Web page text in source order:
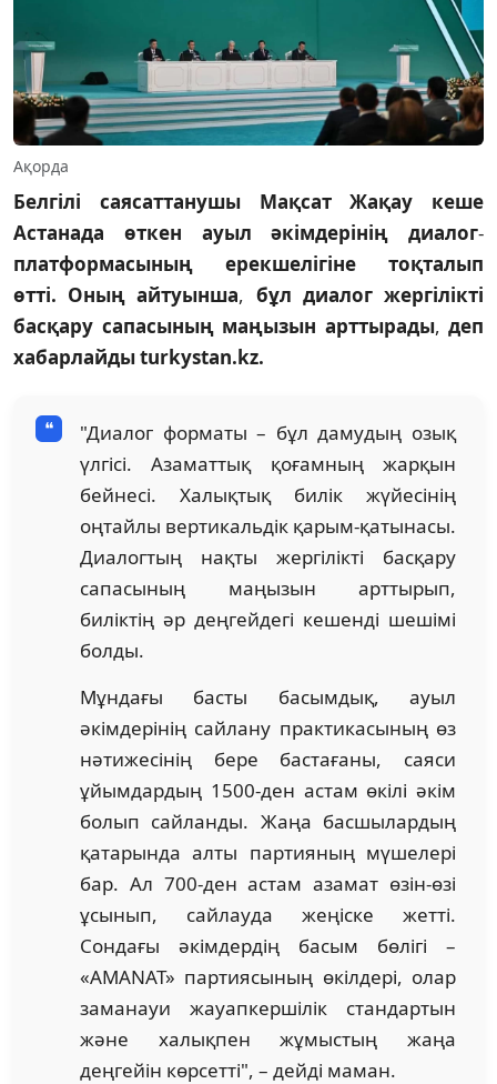
Ақорда
Белгілі саясаттанушы Мақсат Жақау
кеше
Астанада
өткен ауыл әкімдерінің диалог-
платформасының
ерекшелігіне тоқталып
өтті. Оның айтуынша, бұл диалог жергілікті
басқару сапасының маңызын арттырады, деп
хабарлайдыturkystan.kz.
"Диалог форматы – бұл дамудың озық
үлгісі. Азаматтық қоғамның жарқын
бейнесі. Халықтық билік жүйесінің
оңтайлы вертикальдік қарым-қатынасы.
Диалогтың нақты жергілікті басқару
сапасының маңызын арттырып,
биліктің әр деңгейдегі кешенді шешімі
болды.
Мұндағы басты басымдық, ауыл
әкімдерінің сайлану практикасының өз
нәтижесінің бере бастағаны, саяси
ұйымдардың 1500-ден астам өкілі әкім
болып сайланды. Жаңа басшылардың
қатарында алты партияның мүшелері
бар. Ал 700-ден астам азамат өзін-өзі
ұсынып, сайлауда жеңіске жетті.
Сондағы әкімдердің басым бөлігі –
«AMANAT» партиясының өкілдері, олар
заманауи жауапкершілік стандартын
және халықпен жұмыстың жаңа
деңгейін көрсетті", – дейді маман.